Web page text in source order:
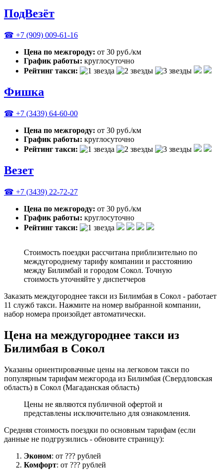
ПодВезёт
☎ +7 (909) 009-61-16
Цена по межгороду: от 30 руб./км
График работы: круглосуточно
Рейтинг такси:
Фишка
☎ +7 (3439) 64-60-00
Цена по межгороду: от 30 руб./км
График работы: круглосуточно
Рейтинг такси:
Везет
☎ +7 (3439) 22-72-27
Цена по межгороду: от 30 руб./км
График работы: круглосуточно
Рейтинг такси:
Стоимость поездки рассчитана приблизительно по
междугороднему тарифу компании и расстоянию
между Билимбай и городом Сокол. Точную
стоимость уточняйте у диспетчеров
Заказать междугороднее такси из Билимбая в Сокол - работает
11 служб такси. Нажмите на номер выбранной компании,
набор номера произойдет автоматически.
Цена на междугороднее такси из
Билимбая в Сокол
Указаны ориентировачные цены на легковом такси по
популярным тарифам межгорода из Билимбая (Свердловская
область) в Сокол (Магаданская область)
Цены не являются публичной офертой и
представлены исключительно для ознакомления.
Средняя стоимость поездки по основным тарифам (если
данные не подгрузились - обновите страницу):
Эконом: от ??? рублей
Комфорт: от ??? рублей